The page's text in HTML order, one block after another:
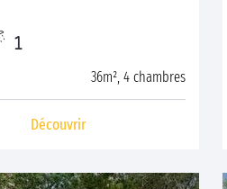
1
36m², 4 chambres
Découvrir